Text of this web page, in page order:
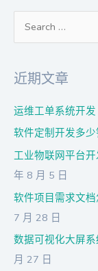
近期文章
运维工单系统开
软件定制开发多
工业物联网平台
年 8 月 5 日
软件项目需求文
7 月 28 日
数据可视化大屏
月 27 日